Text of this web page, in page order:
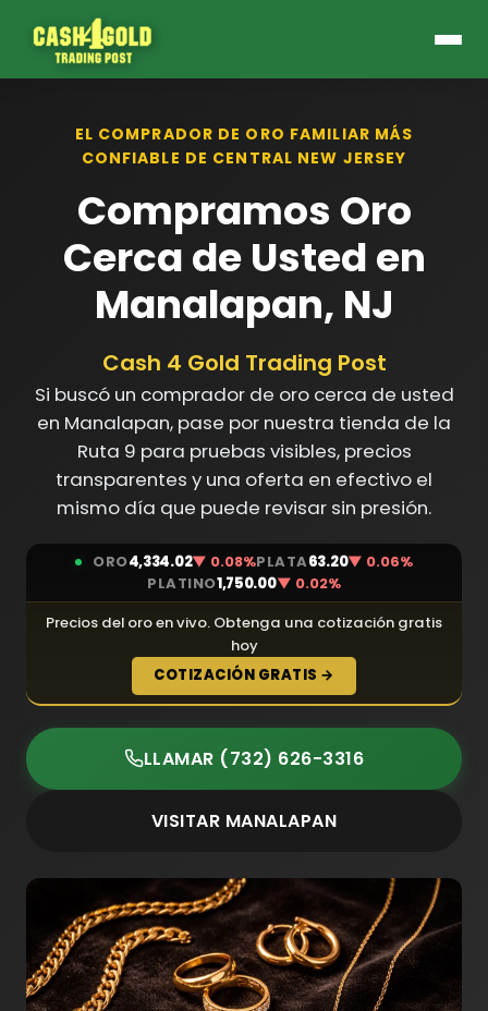
EL COMPRADOR DE ORO FAMILIAR MÁS
CONFIABLE DE CENTRAL NEW JERSEY
Compramos Oro
Cerca de Usted en
Manalapan, NJ
Cash 4 Gold Trading Post
Si buscó un comprador de oro cerca de usted
en Manalapan, pase por nuestra tienda de la
Ruta 9 para pruebas visibles, precios
transparentes y una oferta en efectivo el
mismo día que puede revisar sin presión.
ORO4,334.02▼ 0.08%PLATA63.20▼ 0.06%
PLATINO1,750.00▼ 0.02%
Precios del oro en vivo. Obtenga una cotización gratis
hoy
COTIZACIÓN GRATIS →
LLAMAR (732) 626-3316
VISITAR MANALAPAN